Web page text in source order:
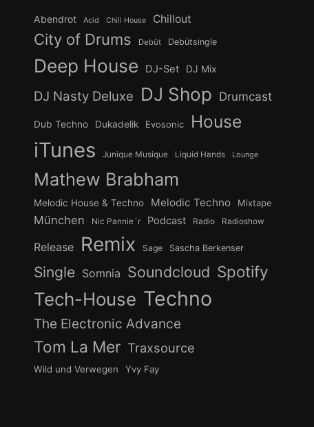
Abendrot Acid Chill House Chillout
City of Drums Debüt Debütsingle
Deep House DJ-Set DJ Mix
DJ Nasty Deluxe DJ Shop Drumcast
Dub Techno Dukadelik Evosonic House
iTunes Junique Musique Liquid Hands Lounge
Mathew Brabham
Melodic House & Techno Melodic Techno Mixtape
München Nic Pannie´r Podcast Radio Radioshow
Release Remix Sage Sascha Berkenser
Single Somnia Soundcloud Spotify
Tech-House Techno
The Electronic Advance
Tom La Mer Traxsource
Wild und Verwegen Yvy Fay